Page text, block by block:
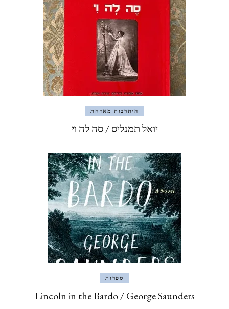
היתרבות מארחת
יואל תמנליס / סה לה וי
ספרות
Lincoln in the Bardo / George Saunders